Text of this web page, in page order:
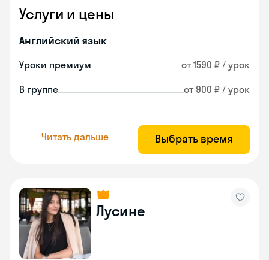
Услуги и цены
Английский язык
Уроки премиум от 1590 ₽ / урок
В группе от 900 ₽ / урок
Читать дальше Выбрать время
Лусине